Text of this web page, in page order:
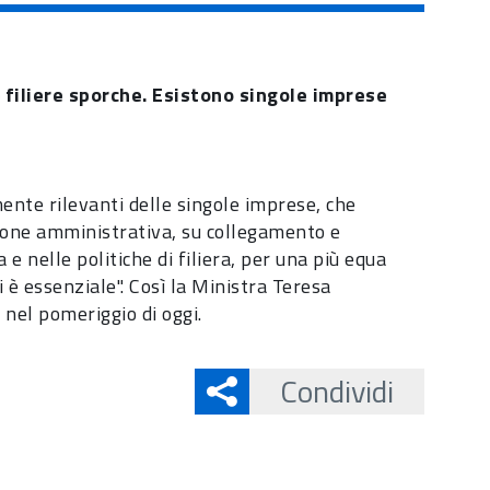
sporche. Esistono singole imprese
rilevanti delle singole imprese, che
amministrativa, su collegamento e
nelle politiche di filiera, per una più equa
essenziale". Così la Ministra Teresa
pomeriggio di oggi.
Condividi